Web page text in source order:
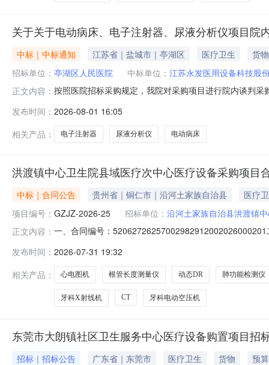
关于关于电动病床、电子注射器、尿液分析仪项目院
中标｜中标通知 江苏省｜盐城市｜亭湖区 医疗卫生
货物
招标单位： 亭湖区人民医院 中标单位： 江苏永发医用设备科技股
正文内容： 按照医院招标采购规定，我院对采购项目进行院内谈判
次成交结果如有异议的，请以书面形式向我院纪委监察
发布时间： 2026-08-01 16:05
相关产品：
电子注射器 尿液分析仪 电动病床
洪渡镇中心卫生院县域医疗次中心医疗设备采购项目
中标｜合同公告 贵州省｜铜仁市｜沿河土家族自治县
医疗
项目编号： GZJZ-2026-25 招标单位： 沿河土家族自治县洪渡镇
正文内容： 一、合同编号：
商（乙方）：贵州泽瑞医疗科技有限公司地址：贵州省
发布时间： 2026-07-31 19:32
相关产品：
心电图机 根管长度测量仪 动态DR 肺功能检测仪
牙科X射线机 CT 牙科电动空压机
东莞市大朗镇社区卫生服务中心医疗设备购置项目招
招标｜招标公告 广东省｜东莞市 医疗卫生 货物
预